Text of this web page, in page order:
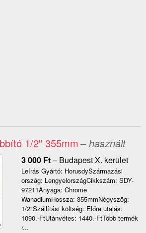
1/2" 355mm– használt
3 000 Ft– Budapest X. kerület
Leírás Gyártó: HorusdySzármazási
ország: LengyelországCikkszám: SDY-
97211Anyaga: Chrome
WanadiumHossza: 355mmNégyszög:
1/2"Szállítási költség: Előre utalás:
1090.-FtUtánvétes: 1440.-FtTöbb termék
r...